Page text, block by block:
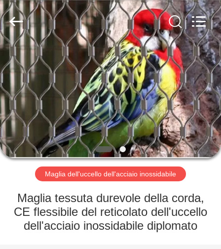
CASA
PRODOTTI
CIRCA
NOI
GIRO
DELLA
FABBRICA
CONTROLLO
Anping
Yuntong
Metal
Mesh
Co.,
Ltd..
Rights
Maglia dell'uccello dell'acciaio inossidabile
Maglia tessuta durevole della corda,
CE flessibile del reticolato dell'uccello
dell'acciaio inossidabile diplomato